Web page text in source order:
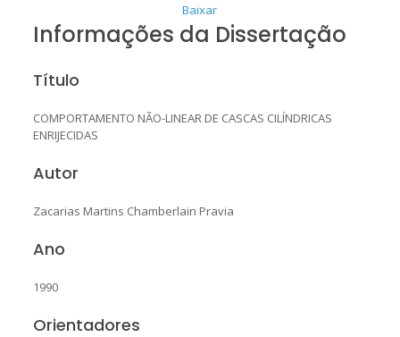
Baixar
Informações da Dissertação
Título
COMPORTAMENTO NÃO-LINEAR DE CASCAS CILÍNDRICAS
ENRIJECIDAS
Autor
Zacarias Martins Chamberlain Pravia
Ano
1990
Orientadores